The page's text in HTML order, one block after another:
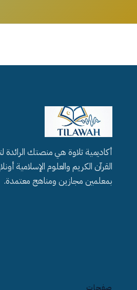
أكاديمية تلاوة هي منصتك الرائدة
القرآن الكريم والعلوم الإسلامية
بمعلمين مجازين ومناهج معتمدة.
صفحات